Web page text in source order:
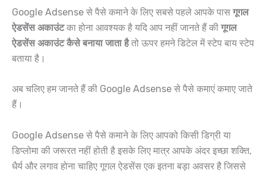
Google Adsense से पैसे कमाने के लिए सबसे पहले आपके पास गूगल
ऐडसेंस अकाउंटका होना आवश्यक है यदि आप नहीं जानते हैं की गूगल
ऐडसेंस अकाउंट कैसे बनाया जाता हैतो ऊपर हमने डिटेल में स्टेप बाय स्टेप
बताया है।
अब चलिए हम जानते हैं की Google Adsense से पैसे कमाएं कमाए जाते
हैं।
Google Adsense से पैसे कमाने के लिए आपको किसी डिग्री या
डिप्लोमा की जरूरत नहीं होती है इसके लिए मात्र आपके अंदर इच्छा शक्ति,
धैर्य और लगाव होना चाहिए गूगल ऐडसेंस एक इतना बड़ा अवसर है जिससे